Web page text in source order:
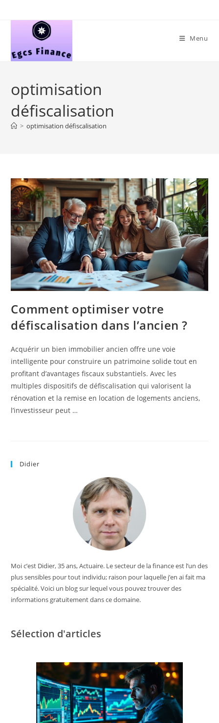
Menu
optimisation
défiscalisation
> optimisation défiscalisation
Comment optimiser votre
défiscalisation dans l’ancien ?
Acquérir un bien immobilier ancien offre une voie
intelligente pour construire un patrimoine solide tout en
profitant d’avantages fiscaux substantiels. Avec les
multiples dispositifs de défiscalisation qui valorisent la
rénovation et la remise en location de logements anciens,
l’investisseur peut …
Didier
Moi c’est Didier, 35 ans, Actuaire. Le secteur de la finance est l’un des
plus sensibles pour tout individu; raison pour laquelle j’en ai fait ma
spécialité. Voici un blog sur lequel vous pouvez trouver des
informations gratuitement dans ce domaine.
Sélection d'articles